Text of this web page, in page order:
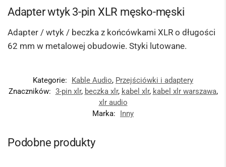
Adapter wtyk 3-pin XLR męsko-męski
Adapter / wtyk / beczka z końcówkami XLR o długości
62 mm w metalowej obudowie. Styki lutowane.
Kategorie: Kable Audio, Przejściówki i adaptery
Znaczników: 3-pin xlr, beczka xlr, kabel xlr, kabel xlr warszawa,
xlr audio
Marka:
Inny
Podobne produkty